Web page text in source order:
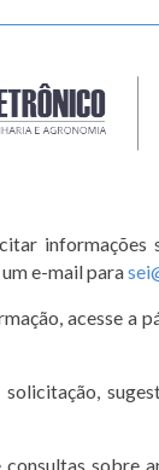
e-mail para
acesse a
sobre